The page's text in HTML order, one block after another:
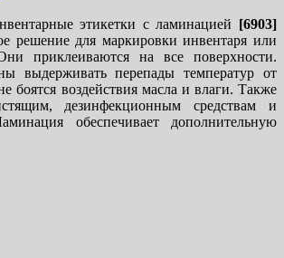
этикетки с ламинацией [6903]
решение для маркировки инвентаря или
приклеиваются на все поверхности.
выдерживать перепады температур от
боятся воздействия масла и влаги. Также
дезинфекционным средствам и
обеспечивает дополнительную